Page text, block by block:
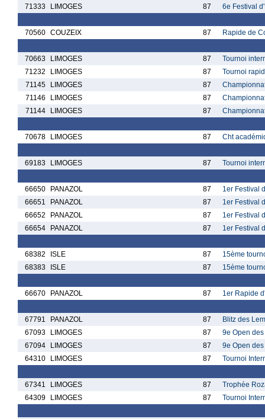
71333
LIMOGES 87 6e Festival
70560 COUZEIX 87 Rapide de
70663 LIMOGES 87
Tournoi
71232
LIMOGES 87
Tournoi
71145
LIMOGES 87
71146
LIMOGES 87
71144
LIMOGES 87
70678 LIMOGES 87 Cht
69183 LIMOGES 87 Tournoi
66650 PANAZOL 87
1er Festival
66651
PANAZOL 87
1er Festival
66652
PANAZOL 87
1er Festival
66654
PANAZOL 87 1er Festival
68382 ISLE 87
15ème
68383
ISLE 87 15ème
66670 PANAZOL 87 1er Rapide
67791 PANAZOL 87
Blitz des
67093
LIMOGES 87
9e Open
67094
LIMOGES 87
9e Open
64310
LIMOGES 87 Tournoi
67341 LIMOGES 87
Trophée
64309
LIMOGES 87 Tournoi